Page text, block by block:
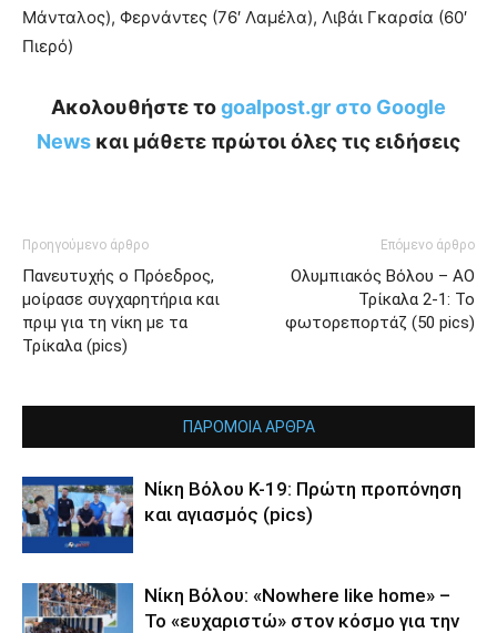
Μάνταλος), Φερνάντες (76′ Λαμέλα), Λιβάι Γκαρσία (60′
Πιερό)
Ακολουθήστε τοgoalpost.gr στο Google
News και μάθετε πρώτοι όλες τις ειδήσεις
Προηγούμενο άρθρο
Πανευτυχής ο Πρόεδρος,
μοίρασε συγχαρητήρια και
πριμ για τη νίκη με τα
Τρίκαλα (pics)
Επόμενο άρθρο
Ολυμπιακός Βόλου – ΑΟ
Τρίκαλα 2-1: Το
φωτορεπορτάζ (50 pics)
ΠΑΡΟΜΟΙΑ ΑΡΘΡΑ
Νίκη Βόλου Κ-19: Πρώτη προπόνηση
και αγιασμός (pics)
Νίκη Βόλου: «Nowhere like home» –
Το «ευχαριστώ» στον κόσμο για την